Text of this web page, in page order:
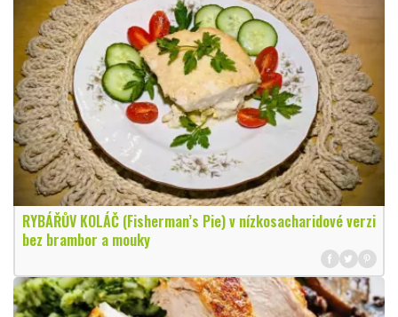
RYBÁŘŮV KOLÁČ (Fisherman’s Pie) v nízkosacharidové verzi
bez brambor a mouky